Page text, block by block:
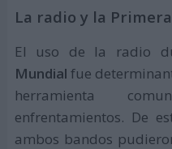
La radio y la
El uso de la radio
Mundial fue
herramienta
enfrentamientos. De
ambos bandos